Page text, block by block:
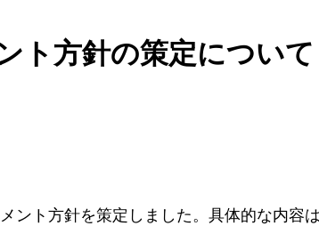
ト方針の策定について
ント方針を策定しました。具体的な内容